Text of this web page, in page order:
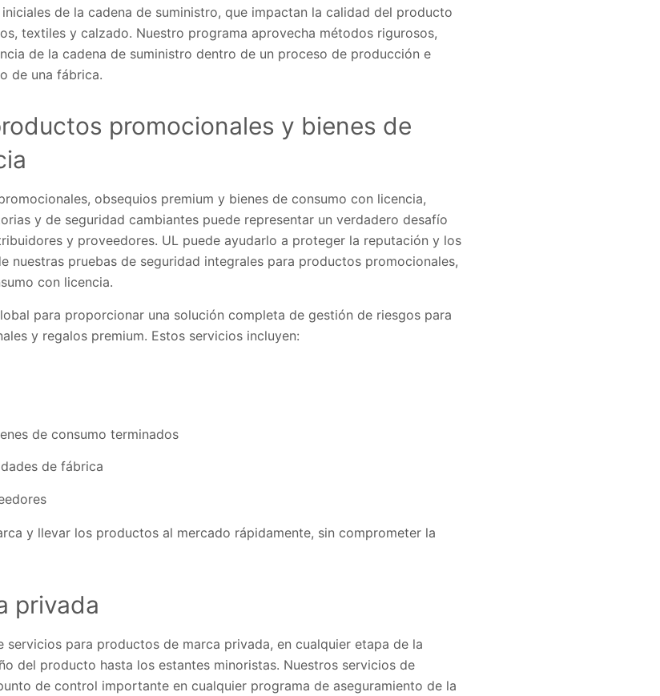
de la cadena de suministro, que impactan la calidad del producto
textiles y calzado. Nuestro programa aprovecha métodos rigurosos,
de la cadena de suministro dentro de un proceso de producción e
de una fábrica.
promocionales y bienes de
obsequios premium y bienes de consumo con licencia,
y de seguridad cambiantes puede representar un verdadero desafío
y proveedores. UL puede ayudarlo a proteger la reputación y los
nuestras pruebas de seguridad integrales para productos promocionales,
con licencia.
para proporcionar una solución completa de gestión de riesgos para
y regalos premium. Estos servicios incluyen:
de consumo terminados
de fábrica
y llevar los productos al mercado rápidamente, sin comprometer la
privada
para productos de marca privada, en cualquier etapa de la
del producto hasta los estantes minoristas. Nuestros servicios de
de control importante en cualquier programa de aseguramiento de la